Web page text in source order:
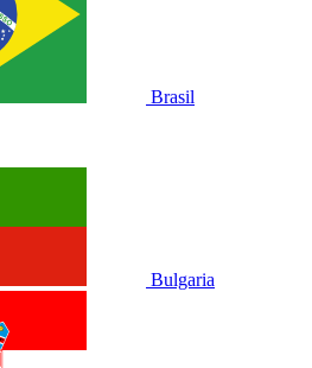
Brasil
Bulgaria